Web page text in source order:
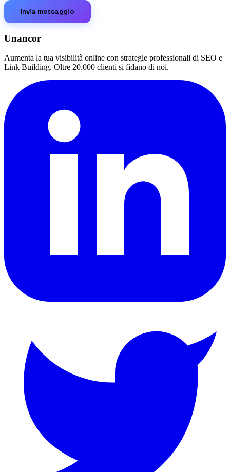
Invia messaggio
Unancor
Aumenta la tua visibilità online con strategie professionali di SEO e
Link Building. Oltre 20.000 clienti si fidano di noi.